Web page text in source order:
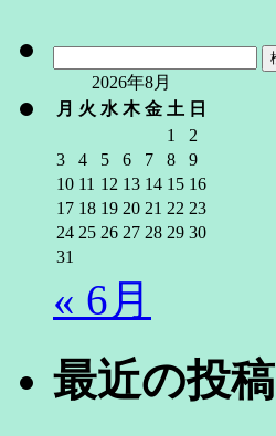
2026年8月
月 火 水 木 金 土 日
1
2
3
4 5 6 7 8
9
10 11 12 13 14 15 16
17 18 19 20 21 22 23
24 25 26 27 28 29 30
31
« 6月
最近の投稿